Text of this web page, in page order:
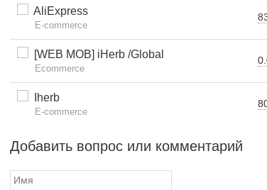
AliExpress
E-commerce
[WEB MOB] iHerb /Global
Ecommerce
Iherb
E-commerce
Добавить вопрос или комментарий